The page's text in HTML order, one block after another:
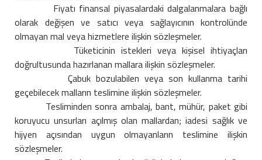
Fiyatı finansal piyasalardaki dalgalanmalara bağlı
olarak değişen ve satıcı veya sağlayıcının kontrolünde
olmayan mal veya hizmetlere ilişkin sözleşmeler.
Tüketicinin istekleri veya kişisel ihtiyaçları
doğrultusunda hazırlanan mallara ilişkin sözleşmeler.
Çabuk bozulabilen veya son kullanma tarihi
geçebilecek malların teslimine ilişkin sözleşmeler.
Tesliminden sonra ambalaj, bant, mühür, paket gibi
koruyucu unsurları açılmış olan mallardan; iadesi sağlık ve
hijyen açısından uygun olmayanların teslimine ilişkin
sözleşmeler.